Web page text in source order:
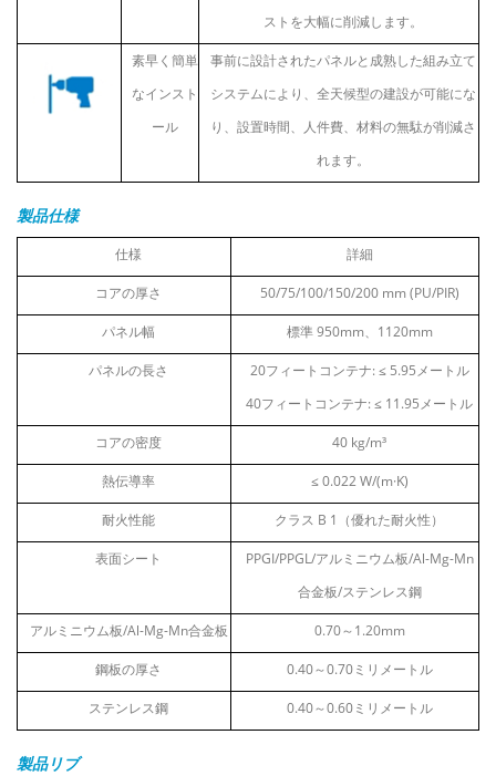
ストを大幅に削減します。
素早く簡単
なインスト
ール
事前に設計されたパネルと成熟した組み立て
システムにより、全天候型の建設が可能にな
り、設置時間、人件費、材料の無駄が削減さ
れます。
製品仕様
仕様 詳細
コアの厚さ 50/75/100/150/200 mm (PU/PIR)
パネル幅 標準950mm、1120mm
パネルの長さ 20フィートコンテナ:≤ 5.95メートル
40フィートコンテナ:≤ 11.95メートル
コアの密度 40 kg/m³
熱伝導率 ≤ 0.022 W/(m·K)
耐火性能 クラス B 1（優れた耐火性）
表面シート
PPGI/PPGL/アルミニウム板/Al-Mg-Mn
合金板/ステンレス鋼
アルミニウム板/Al-Mg-Mn合金板 0.70～1.20mm
鋼板の厚さ 0.40～0.70ミリメートル
ステンレス鋼 0.40～0.60ミリメートル
製品リブ